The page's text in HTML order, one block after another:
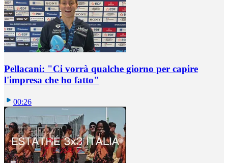
Pellacani: "Ci vorrà qualche giorno per capire
l'impresa che ho fatto"
00:26